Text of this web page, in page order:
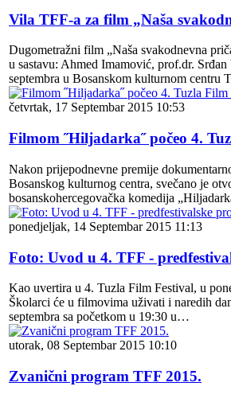
Vila TFF-a za film „Naša
Dugometražni film „Naša svakodnevna
u sastavu: Ahmed Imamović, prof.dr.
septembra u Bosanskom kulturnom
četvrtak, 17 Septembar 2015 10:53
Filmom ˝Hiljadarka˝ počeo 4.
Nakon prijepodnevne premije
Bosanskog kulturnog centra, svečano je
bosanskohercegovačka komedija
ponedjeljak, 14 Septembar 2015 11:13
Foto: Uvod u 4. TFF -
Kao uvertira u 4. Tuzla Film Festival, u
Školarci će u filmovima uživati i naredih
septembra sa početkom u 19:30 u…
utorak, 08 Septembar 2015 10:10
Zvanični program TFF 2015.